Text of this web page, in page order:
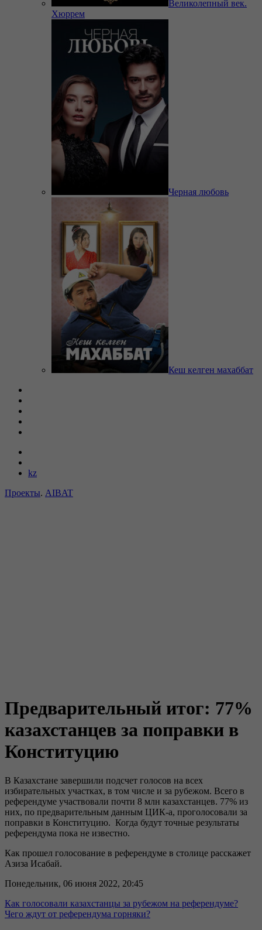
Великолепный век.
Хюррем
Черная любовь
Кеш келген махаббат
kz
Проекты. AIBAT
Предварительный итог: 77%
казахстанцев за поправки в
Конституцию
В Казахстане завершили подсчет голосов на всех
избирательных участках, в том числе и за рубежом. Всего в
референдуме участвовали почти 8 млн казахстанцев. 77% из
них, по предварительным данным ЦИК-а, проголосовали за
поправки в Конституцию. Когда будут точные результаты
референдума пока не известно.
Как прошел голосование в референдуме в столице расскажет
Азиза Исабай.
Понедельник, 06 июня 2022, 20:45
Как голосовали казахстанцы за рубежом на референдуме?
Чего ждут от референдума горняки?